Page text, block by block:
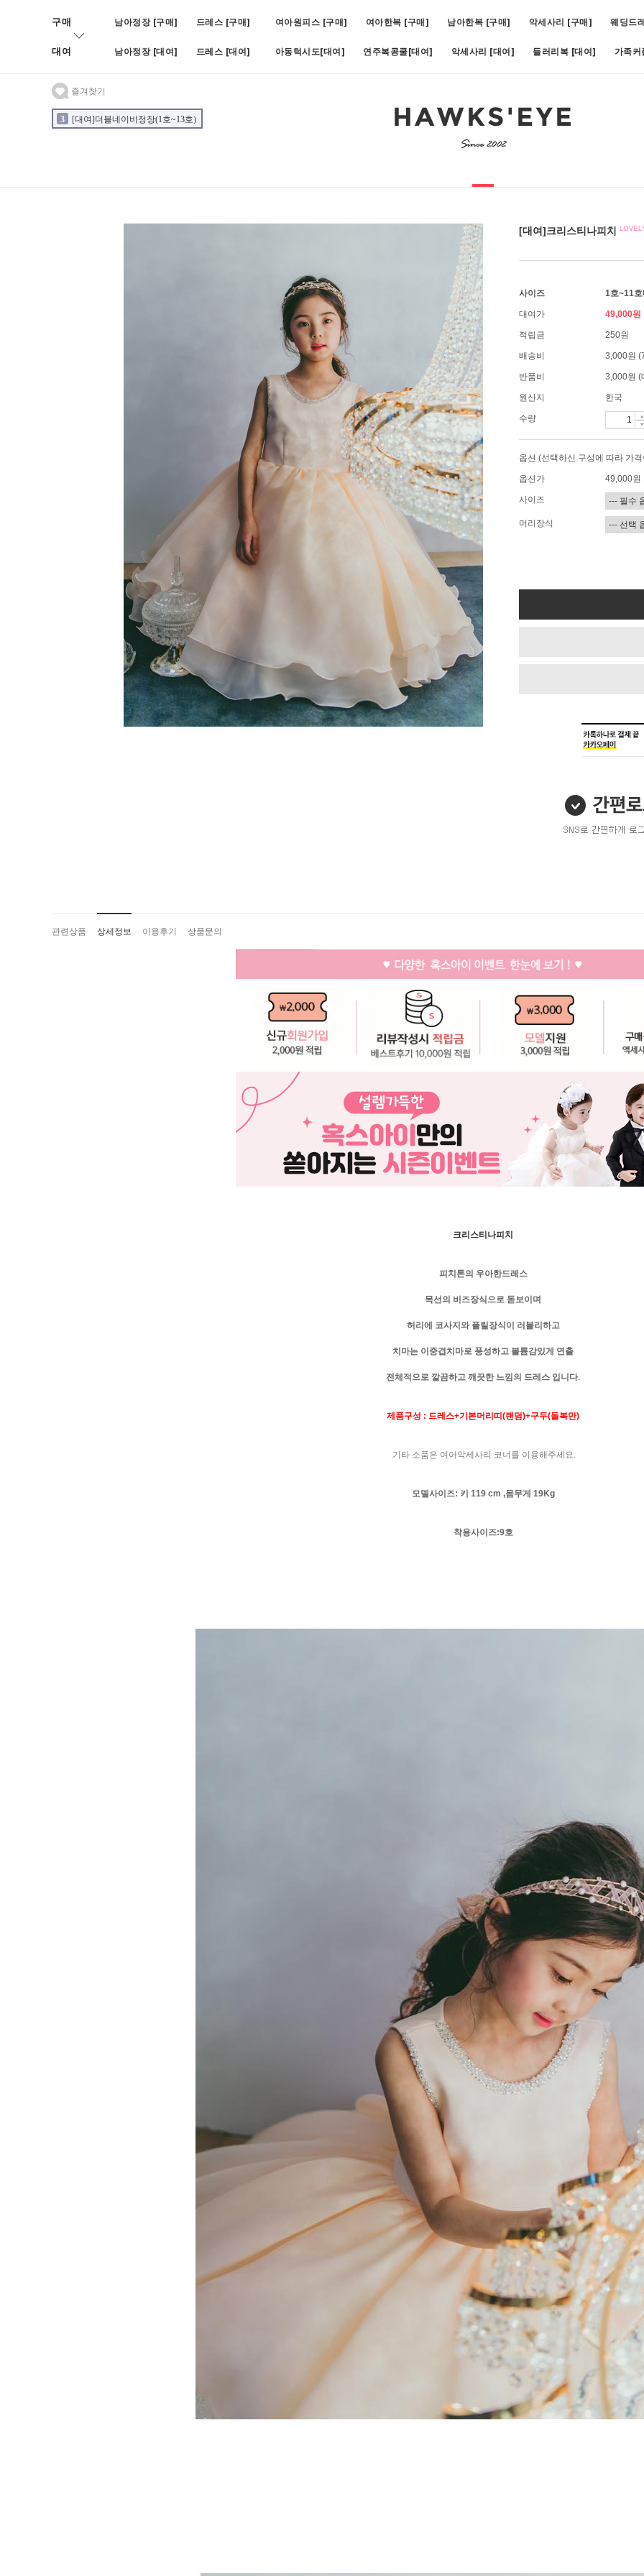
구매 남아정장 [구매] 드레스 [구매] 여아원피스 [구매] 여아한복 [구매] 남아한복 [구매] 악세사리 [구매] 웨딩드
대여 남아정장 [대여] 드레스 [대여] 아동턱시도[대여] 연주복콩쿨[대여] 악세사리 [대여] 들러리복 [대여] 가족
즐겨찾기
3 [대여]더블네이비정장(1호~13호) [대여]쥬비화이트(1호~11호) [대여]아스터슬림턱시도(1호
[대여]크리스티나피치
사이즈 1호~11
대여가 49,000원
적립금 250원
배송비 3,000원
반품비 3,000원 (
원산지 한국
수량
옵션 (선택하신 구성에 따라 가
옵션가 49,000원
사이즈
머리장식
관련상품 상세정보 이용후기 상품문의
크리스티나피치
피치톤의 우아한드레스
목선의 비즈장식으로 돋보이며
허리에 코사지와 플릴장식이 러블리하고
치마는 이중겹치마로 풍성하고 볼륨감있게 연출
전체적으로 깔끔하고 깨끗한 느낌의 드레스 입니다.
제품구성 : 드레스+기본머리띠(랜덤)+구두(돌복만)
기타 소품은 여아악세사리 코너를 이용해주세요.
모델사이즈: 키 119 cm ,몸무게 19Kg
착용사이즈:9호